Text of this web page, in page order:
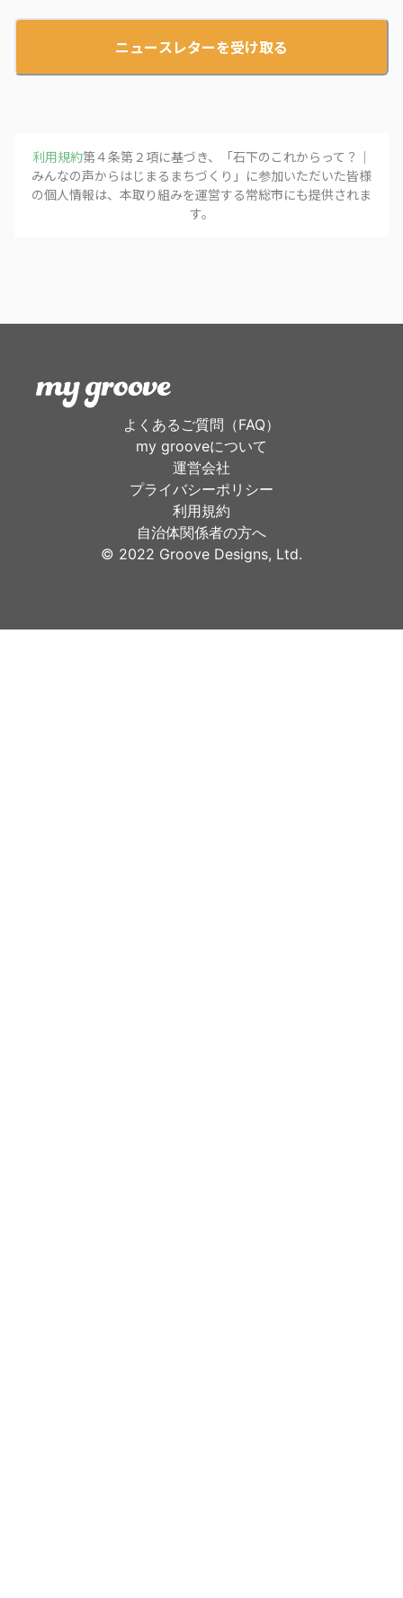
ニュースレターを受け取る
利用規約第４条第２項に基づき、「石下のこれからって？｜
みんなの声からはじまるまちづくり 」に参加いただいた皆様
の個人情報は、本取り組みを運営する常総市にも提供されま
す。
よくあるご質問（FAQ）
my grooveについて
運営会社
プライバシーポリシー
利用規約
自治体関係者の方へ
©︎ 2022 Groove Designs, Ltd.